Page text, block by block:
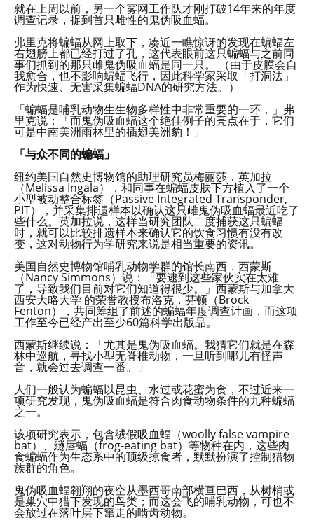
就在上周以前，另一个雾网工作队才刚打破14年来的年度
调查记录，捉到首只雌性的鬼伪吸血蝠。
弗里克将蝙蝠从网上取下，凑近一瞧惊讶的发现在蝙蝠左
右翅膀上都已经打过了孔，这代表眼前这只蝙蝠与之前同
事们抓到的那只雌鬼伪吸血蝠是同一只。 （由于皮膜会自
我愈合，也不影响蝙蝠飞行，因此科学家采取「打洞法」
作为快速、无害采集蝙蝠DNA的研究方法。）
「蝙蝠是哺乳动物生生物多样性中非常重要的一环，」弗
里克说：「而鬼伪吸血蝠这个绝佳例子的亮点在于，它们
可是中南美洲雨林里的插翅美洲豹！」
「与众不同的蝙蝠」
纽约美国自然史博物馆的助理研究员梅丽莎．英加拉
（Melissa Ingala），和同事在蝙蝠皮肤下方植入了一个
小型被动整合标签（Passive Integrated Transponder,
PIT），并采集排遗样本以确认这只雌鬼伪吸血蝠最近吃了
些什么。英加拉说，这样当研究团队二度捕获这只蝙蝠
时，就可以比较排遗样本来确认它的饮食习惯有没有改
变，这对动物行为学研究来说是相当重要的资讯。
美国自然史博物馆哺乳动物学群的馆长南西．西蒙斯
（Nancy Simmons）说：「要逮到这些家伙实在太难
了，导致我们目前对它们知道得很少。」西蒙斯与加拿大
西安大略大学 的荣誉教授布洛克．芬顿（Brock
Fenton），共同筹组了前述的蝙蝠年度调查计画，而这项
工作至今已经产出至少60篇科学出版品。
西蒙斯继续说：「尤其是鬼伪吸血蝠。我猜它们就是在森
林中巡航，寻找小型无脊椎动物，一旦听到哪儿有怪声
音，就会过去调查一番。」
人们一般认为蝙蝠以昆虫、水过或花蜜为食，不过近来一
项研究发现，鬼伪吸血蝠是符合肉食动物条件的九种蝙蝠
之一。
该项研究表示，包含绒假吸血蝠（woolly false vampire
bat）、繸唇蝠（frog-eating bat）等物种在内，这些肉
食蝙蝠作为生态系中的顶级掠食者，默默扮演了控制猎物
族群的角色。
鬼伪吸血蝠翱翔的夜空从墨西哥南部横亘巴西，从树梢或
是巢穴中猎下发现的鸟类；而这会飞的哺乳动物，可也不
会放过在落叶层下窜走的啮齿动物。